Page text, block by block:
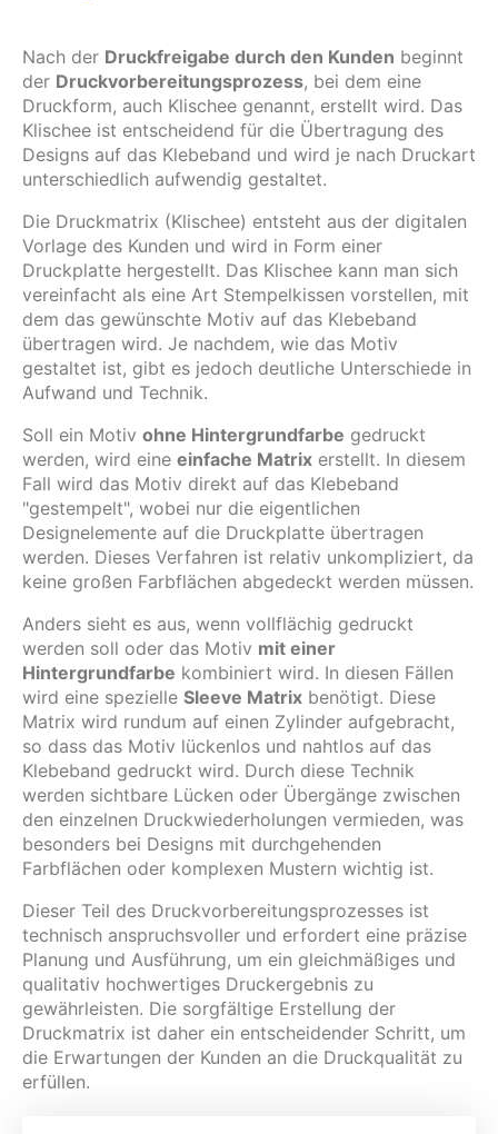
Nach der Druckfreigabe durch den Kunden beginnt
der Druckvorbereitungsprozess, bei dem eine
Druckform, auch Klischee genannt, erstellt wird. Das
Klischee ist entscheidend für die Übertragung des
Designs auf das Klebeband und wird je nach Druckart
unterschiedlich aufwendig gestaltet.
Die Druckmatrix (Klischee) entsteht aus der digitalen
Vorlage des Kunden und wird in Form einer
Druckplatte hergestellt. Das Klischee kann man sich
vereinfacht als eine Art Stempelkissen vorstellen, mit
dem das gewünschte Motiv auf das Klebeband
übertragen wird. Je nachdem, wie das Motiv
gestaltet ist, gibt es jedoch deutliche Unterschiede in
Aufwand und Technik.
Soll ein Motiv ohne Hintergrundfarbe gedruckt
werden, wird eine einfache Matrix erstellt. In diesem
Fall wird das Motiv direkt auf das Klebeband
"gestempelt", wobei nur die eigentlichen
Designelemente auf die Druckplatte übertragen
werden. Dieses Verfahren ist relativ unkompliziert, da
keine großen Farbflächen abgedeckt werden müssen.
Anders sieht es aus, wenn vollflächig gedruckt
werden soll oder das Motiv mit einer
Hintergrundfarbe kombiniert wird. In diesen Fällen
wird eine spezielle Sleeve Matrix benötigt. Diese
Matrix wird rundum auf einen Zylinder aufgebracht,
so dass das Motiv lückenlos und nahtlos auf das
Klebeband gedruckt wird. Durch diese Technik
werden sichtbare Lücken oder Übergänge zwischen
den einzelnen Druckwiederholungen vermieden, was
besonders bei Designs mit durchgehenden
Farbflächen oder komplexen Mustern wichtig ist.
Dieser Teil des Druckvorbereitungsprozesses ist
technisch anspruchsvoller und erfordert eine präzise
Planung und Ausführung, um ein gleichmäßiges und
qualitativ hochwertiges Druckergebnis zu
gewährleisten. Die sorgfältige Erstellung der
Druckmatrix ist daher ein entscheidender Schritt, um
die Erwartungen der Kunden an die Druckqualität zu
erfüllen.